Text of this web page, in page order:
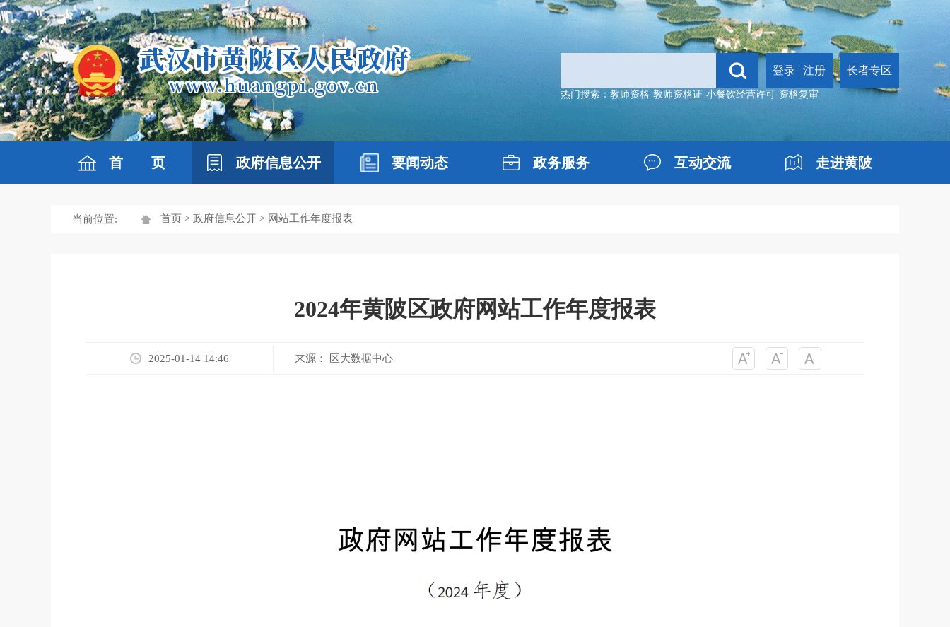
登录 | 注册 长者专区
热门搜索：教师资格 教师资格证 小餐饮经营许可 资格复审
首 页 政府信息公开 要闻动态 政务服务 互动交流 走进黄陂
当前位置: 首页 > 政府信息公开 > 网站工作年度报表
2024年黄陂区政府网站工作年度报表
2025-01-14 14:46 来源： 区大数据中心